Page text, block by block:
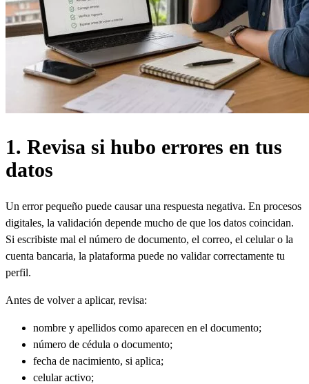
1. Revisa si hubo errores en tus
datos
Un error pequeño puede causar una respuesta negativa. En procesos
digitales, la validación depende mucho de que los datos coincidan.
Si escribiste mal el número de documento, el correo, el celular o la
cuenta bancaria, la plataforma puede no validar correctamente tu
perfil.
Antes de volver a aplicar, revisa:
nombre y apellidos como aparecen en el documento;
número de cédula o documento;
fecha de nacimiento, si aplica;
celular activo;